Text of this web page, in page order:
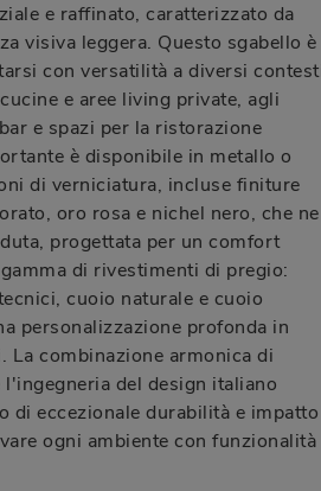
e raffinato, caratterizzato da
visiva leggera. Questo sgabello è
con versatilità a diversi
e aree living private, agli
e spazi per la ristorazione
è disponibile in metallo o
di verniciatura, incluse finiture
oro rosa e nichel nero, che ne
progettata per un comfort
di rivestimenti di pregio:
cuoio naturale e cuoio
personalizzazione profonda in
combinazione armonica di
del design italiano
di eccezionale durabilità e impatto
ogni ambiente con funzionalità